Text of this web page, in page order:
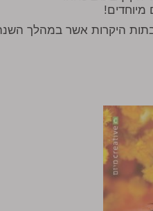
היקרות אשר במהלך